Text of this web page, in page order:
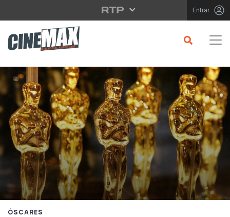
Saltar para o conteúdo principal Entrar
ÓSCARES